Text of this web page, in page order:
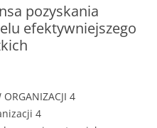
pozyskania
efektywniejszego
4
4